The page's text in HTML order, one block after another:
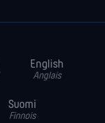
English
Anglais
Suomi
Finnois